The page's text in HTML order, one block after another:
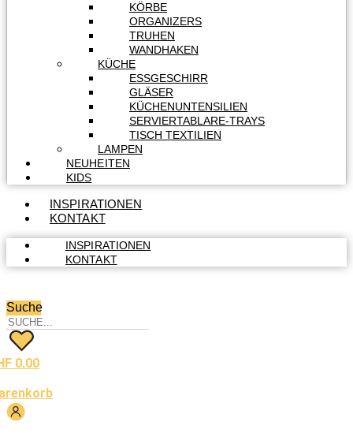
KÖRBE
ORGANIZERS
TRUHEN
WANDHAKEN
KÜCHE
ESSGESCHIRR
GLÄSER
KÜCHENUNTENSILIEN
SERVIERTABLARE-TRAYS
TISCH TEXTILIEN
LAMPEN
NEUHEITEN
KIDS
INSPIRATIONEN
KONTAKT
INSPIRATIONEN
KONTAKT
Suche
0.00